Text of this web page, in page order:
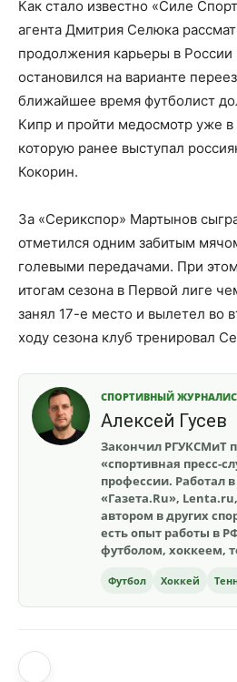
Как стало известно «Силе
агента Дмитрия Селюка
продолжения карьеры в России
остановился на варианте
ближайшее время футболист
Кипр и пройти медосмотр уже в
которую ранее выступал
Кокорин.
За «Серикспор» Мартынов
отметился одним забитым
голевыми передачами. При
итогам сезона в Первой лиге
занял 17-е место и вылетел во
ходу сезона клуб тренировал
СПОРТИВНЫЙ
Алексей Гусев
Закончил РГУКСМиТ
«спортивная пресс-
профессии. Работал
«Газета.Ru»,
автором в других
есть опыт работы в
футболом, хоккеем,
Футбол Хоккей